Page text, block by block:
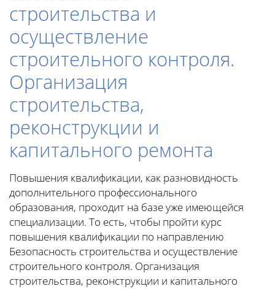
строительства и
осуществление
строительного контроля.
Организация
строительства,
реконструкции и
капитального ремонта
Повышения квалификации, как разновидность
дополнительного профессионального
образования, проходит на базе уже имеющейся
специализации. То есть, чтобы пройти курс
повышения квалификации по направлению
Безопасность строительства и осуществление
строительного контроля. Организация
строительства, реконструкции и капитального